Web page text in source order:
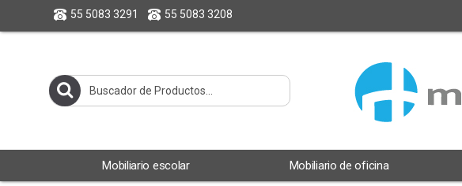
55 5083 3291 55 5083 3208
Mobiliario escolar Mobiliario de oficina